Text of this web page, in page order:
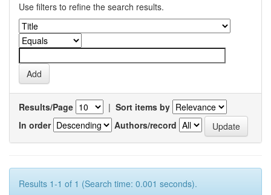
Use filters to refine the search results.
Results/Page | Sort items by
In order
Authors/record
Results 1-1 of 1 (Search time: 0.001 seconds).